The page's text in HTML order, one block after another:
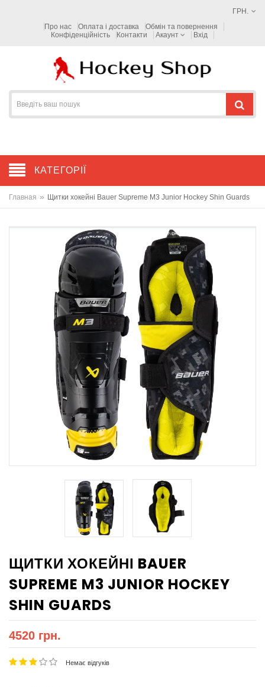
ГРН.
Про нас
Оплата і доставка
Обмін та повернення
Конфіденційність
Контакти Акаунт Вхід
КАТЕГОРІЇ
Главная » Щитки хокейні Bauer Supreme M3 Junior Hockey Shin Guards
ЩИТКИ ХОКЕЙНІ BAUER
SUPREME M3 JUNIOR HOCKEY
SHIN GUARDS
4520 грн.
Немає відгуків